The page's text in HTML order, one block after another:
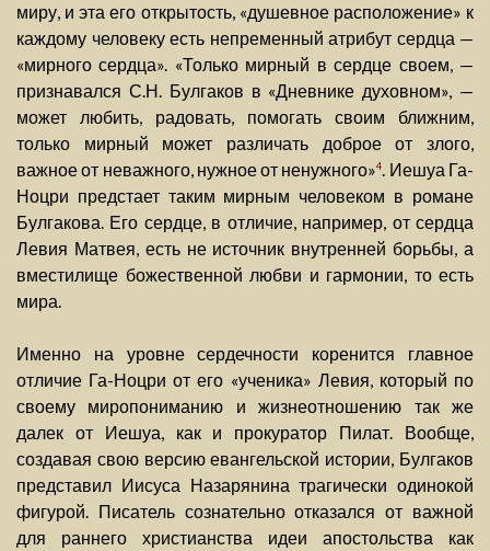
миру, и эта его открытость, «душевное расположение» к
каждому человеку есть непременный атрибут сердца —
«мирного сердца». «Только мирный в сердце своем, —
признавался С.Н. Булгаков в «Дневнике духовном», —
может любить, радовать, помогать своим ближним,
только мирный может различать доброе от злого,
важное от неважного, нужное от ненужного»4. Иешуа Га-
Ноцри предстает таким мирным человеком в романе
Булгакова. Его сердце, в отличие, например, от сердца
Левия Матвея, есть не источник внутренней борьбы, а
вместилище божественной любви и гармонии, то есть
мира.
Именно на уровне сердечности коренится главное
отличие Га-Ноцри от его «ученика» Левия, который по
своему миропониманию и жизнеотношению так же
далек от Иешуа, как и прокуратор Пилат. Вообще,
создавая свою версию евангельской истории, Булгаков
представил Иисуса Назарянина трагически одинокой
фигурой. Писатель сознательно отказался от важной
для раннего христианства идеи апостольства как